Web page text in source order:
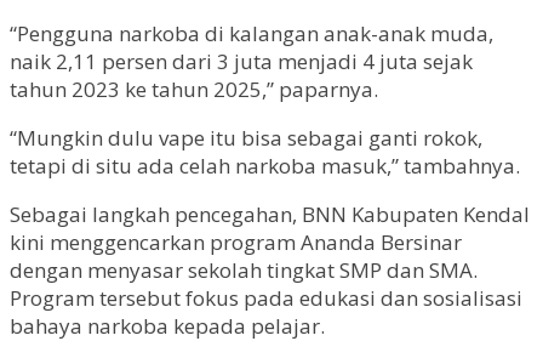
“Pengguna narkoba di kalangan anak-anak muda,
naik 2,11 persen dari 3 juta menjadi 4 juta sejak
tahun 2023 ke tahun 2025,” paparnya.
“Mungkin dulu vape itu bisa sebagai ganti rokok,
tetapi di situ ada celah narkoba masuk,” tambahnya.
Sebagai langkah pencegahan, BNN Kabupaten Kendal
kini menggencarkan program Ananda Bersinar
dengan menyasar sekolah tingkat SMP dan SMA.
Program tersebut fokus pada edukasi dan sosialisasi
bahaya narkoba kepada pelajar.